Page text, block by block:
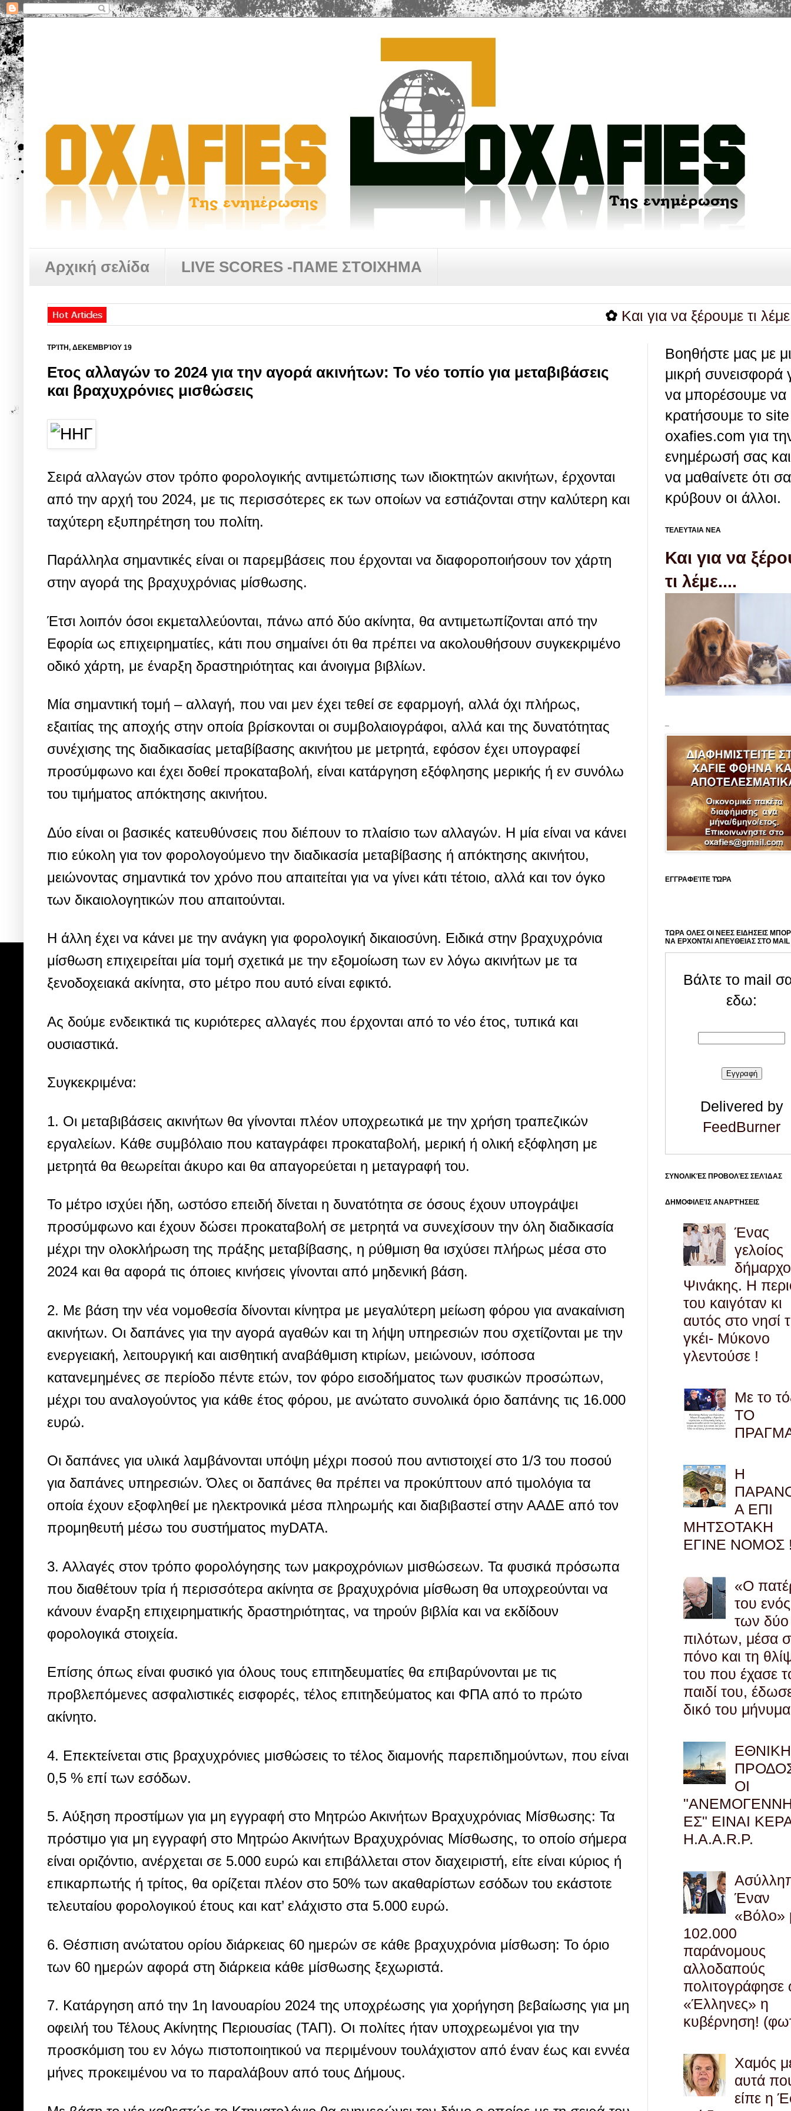
Αρχική σελίδα LIVE SCORES -ΠΑΜΕ ΣΤΟΙΧΗΜΑ
Και για να ξέρουμε τι λέμε.... ✿
ΤΡΊΤΗ, ΔΕΚΕΜΒΡΊΟΥ 19
Ετος αλλαγών το 2024 για την αγορά ακινήτων: To νέο τοπίο για μεταβιβάσεις
και βραχυχρόνιες μισθώσεις
Σειρά αλλαγών στον τρόπο φορολογικής αντιμετώπισης των ιδιοκτητών ακινήτων, έρχονται
από την αρχή του 2024, με τις περισσότερες εκ των οποίων να εστιάζονται στην καλύτερη και
ταχύτερη εξυπηρέτηση του πολίτη.
Παράλληλα σημαντικές είναι οι παρεμβάσεις που έρχονται να διαφοροποιήσουν τον χάρτη
στην αγορά της βραχυχρόνιας μίσθωσης.
Έτσι λοιπόν όσοι εκμεταλλεύονται, πάνω από δύο ακίνητα, θα αντιμετωπίζονται από την
Εφορία ως επιχειρηματίες, κάτι που σημαίνει ότι θα πρέπει να ακολουθήσουν συγκεκριμένο
οδικό χάρτη, με έναρξη δραστηριότητας και άνοιγμα βιβλίων.
Μία σημαντική τομή – αλλαγή, που ναι μεν έχει τεθεί σε εφαρμογή, αλλά όχι πλήρως,
εξαιτίας της αποχής στην οποία βρίσκονται οι συμβολαιογράφοι, αλλά και της δυνατότητας
συνέχισης της διαδικασίας μεταβίβασης ακινήτου με μετρητά, εφόσον έχει υπογραφεί
προσύμφωνο και έχει δοθεί προκαταβολή, είναι κατάργηση εξόφλησης μερικής ή εν συνόλω
του τιμήματος απόκτησης ακινήτου.
Δύο είναι οι βασικές κατευθύνσεις που διέπουν το πλαίσιο των αλλαγών. Η μία είναι να κάνει
πιο εύκολη για τον φορολογούμενο την διαδικασία μεταβίβασης ή απόκτησης ακινήτου,
μειώνοντας σημαντικά τον χρόνο που απαιτείται για να γίνει κάτι τέτοιο, αλλά και τον όγκο
των δικαιολογητικών που απαιτούνται.
Η άλλη έχει να κάνει με την ανάγκη για φορολογική δικαιοσύνη. Ειδικά στην βραχυχρόνια
μίσθωση επιχειρείται μία τομή σχετικά με την εξομοίωση των εν λόγω ακινήτων με τα
ξενοδοχειακά ακίνητα, στο μέτρο που αυτό είναι εφικτό.
Ας δούμε ενδεικτικά τις κυριότερες αλλαγές που έρχονται από το νέο έτος, τυπικά και
ουσιαστικά.
Συγκεκριμένα:
1. Οι μεταβιβάσεις ακινήτων θα γίνονται πλέον υποχρεωτικά με την χρήση τραπεζικών
εργαλείων. Κάθε συμβόλαιο που καταγράφει προκαταβολή, μερική ή ολική εξόφληση με
μετρητά θα θεωρείται άκυρο και θα απαγορεύεται η μεταγραφή του.
Το μέτρο ισχύει ήδη, ωστόσο επειδή δίνεται η δυνατότητα σε όσους έχουν υπογράψει
προσύμφωνο και έχουν δώσει προκαταβολή σε μετρητά να συνεχίσουν την όλη διαδικασία
μέχρι την ολοκλήρωση της πράξης μεταβίβασης, η ρύθμιση θα ισχύσει πλήρως μέσα στο
2024 και θα αφορά τις όποιες κινήσεις γίνονται από μηδενική βάση.
2. Με βάση την νέα νομοθεσία δίνονται κίνητρα με μεγαλύτερη μείωση φόρου για ανακαίνιση
ακινήτων. Οι δαπάνες για την αγορά αγαθών και τη λήψη υπηρεσιών που σχετίζονται με την
ενεργειακή, λειτουργική και αισθητική αναβάθμιση κτιρίων, μειώνουν, ισόποσα
κατανεμημένες σε περίοδο πέντε ετών, τον φόρο εισοδήματος των φυσικών προσώπων,
μέχρι του αναλογούντος για κάθε έτος φόρου, με ανώτατο συνολικά όριο δαπάνης τις 16.000
ευρώ.
Οι δαπάνες για υλικά λαμβάνονται υπόψη μέχρι ποσού που αντιστοιχεί στο 1/3 του ποσού
για δαπάνες υπηρεσιών. Όλες οι δαπάνες θα πρέπει να προκύπτουν από τιμολόγια τα
οποία έχουν εξοφληθεί με ηλεκτρονικά μέσα πληρωμής και διαβιβαστεί στην ΑΑΔΕ από τον
προμηθευτή μέσω του συστήματος myDATA.
3. Αλλαγές στον τρόπο φορολόγησης των μακροχρόνιων μισθώσεων. Τα φυσικά πρόσωπα
που διαθέτουν τρία ή περισσότερα ακίνητα σε βραχυχρόνια μίσθωση θα υποχρεούνται να
κάνουν έναρξη επιχειρηματικής δραστηριότητας, να τηρούν βιβλία και να εκδίδουν
φορολογικά στοιχεία.
Επίσης όπως είναι φυσικό για όλους τους επιτηδευματίες θα επιβαρύνονται με τις
προβλεπόμενες ασφαλιστικές εισφορές, τέλος επιτηδεύματος και ΦΠΑ από το πρώτο
ακίνητο.
4. Επεκτείνεται στις βραχυχρόνιες μισθώσεις το τέλος διαμονής παρεπιδημούντων, που είναι
0,5 % επί των εσόδων.
5. Αύξηση προστίμων για μη εγγραφή στο Μητρώο Ακινήτων Βραχυχρόνιας Μίσθωσης: Τα
πρόστιμο για μη εγγραφή στο Μητρώο Ακινήτων Βραχυχρόνιας Μίσθωσης, το οποίο σήμερα
είναι οριζόντιο, ανέρχεται σε 5.000 ευρώ και επιβάλλεται στον διαχειριστή, είτε είναι κύριος ή
επικαρπωτής ή τρίτος, θα ορίζεται πλέον στο 50% των ακαθαρίστων εσόδων του εκάστοτε
τελευταίου φορολογικού έτους και κατ’ ελάχιστο στα 5.000 ευρώ.
6. Θέσπιση ανώτατου ορίου διάρκειας 60 ημερών σε κάθε βραχυχρόνια μίσθωση: Το όριο
των 60 ημερών αφορά στη διάρκεια κάθε μίσθωσης ξεχωριστά.
7. Κατάργηση από την 1η Ιανουαρίου 2024 της υποχρέωσης για χορήγηση βεβαίωσης για μη
οφειλή του Τέλους Ακίνητης Περιουσίας (ΤΑΠ). Οι πολίτες ήταν υποχρεωμένοι για την
προσκόμιση του εν λόγω πιστοποιητικού να περιμένουν τουλάχιστον από έναν έως και εννέα
μήνες προκειμένου να το παραλάβουν από τους Δήμους.
Βοηθήστε μας με
μικρή συνεισφορά
να μπορέσουμε να
κρατήσουμε το site
oxafies.com για
ενημέρωσή σας
να μαθαίνετε ότι
κρύβουν οι άλλοι.
ΤΕΛΕΥΤΑΙΑ ΝΕΑ
Και για να
τι λέμε....
ΕΓΓΡΑΦΕΊΤΕ ΤΏΡΑ
ΤΩΡΑ ΟΛΕΣ ΟΙ ΝΕΕΣ ΕΙΔΗΣΕΙΣ
ΝΑ ΕΡΧΟΝΤΑΙ ΑΠΕΥΘΕΙΑΣ ΣΤΟ
Βάλτε το mail
εδω:
Delivered by
FeedBurner
ΣΥΝΟΛΙΚΈΣ ΠΡΟΒΟΛΈΣ ΣΕΛΊΔΑΣ
ΔΗΜΟΦΙΛΕΊΣ ΑΝΑΡΤΉΣΕΙΣ
Ένας
γελοίος
Ψινάκης. Η
του καιγόταν κι
αυτός στο νησί
γκέι- Μύκονο
γλεντούσε !
Με το
ΤΟ
Η
Α ΕΠΙ
ΜΗΤΣΟΤΑΚΗ
ΕΓΙΝΕ ΝΟΜΟΣ
«Ο
του
των δύο
πιλότων, μέσα
πόνο και τη
του που έχασε
παιδί του,
δικό του μήνυμα
ΕΘΝΙΚΗ
ΟΙ
ΕΣ" ΕΙΝΑΙ
H.A.A.R.P.
Έναν
«Βόλο»
102.000
παράνομους
αλλοδαπούς
πολιτογράφησε
«Έλληνες» η
κυβέρνηση!
Χαμός
αυτά
είπε η